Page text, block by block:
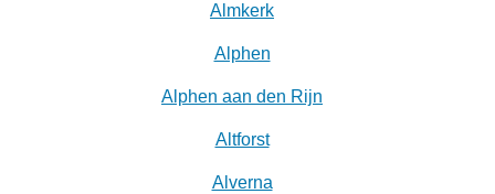
Almkerk
Alphen
Alphen aan den Rijn
Altforst
Alverna